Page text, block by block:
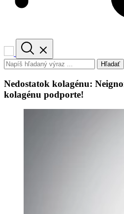
Hľadať
Nedostatok kolagénu:
kolagénu podporte!